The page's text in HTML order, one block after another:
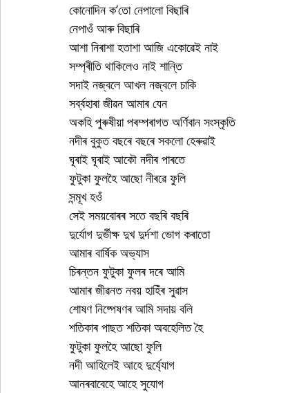
কোনোদিন ক’তো নেপালো বিছাৰি
নেপাওঁ আৰু বিছাৰি
আশা নিৰাশা হতাশা আজি একোৱেই নাই
সম্প্ৰীতি থাকিলেও নাই শান্তি
সদাই নজ্বলে আখল নজ্বলে চাকি
সৰ্ব্বহাৰা জীৱন আমাৰ যেন
অকহি পুৰুষীয়া পৰম্পৰাগত অৰ্ণিবান সংস্কৃতি
নদীৰ বুকুত বছৰে বছৰে সকলো হেৰুৱাই
ঘূৰাই ঘূৰাই আকৌ নদীৰ পাৰতে
ফুটুকা ফুলহৈ আছো নীৰৱে ফুলি
সন্মূখ হওঁ
সেই সময়বোৰৰ সতে বছৰি বছৰি
দুৰ্যোগ দুৰ্ভীক্ষ দুখ দুৰ্দশা ভোগ কৰাতো
আমাৰ বাৰ্ষিক অভ্যাস
চিৰন্তন ফুটুকা ফুলৰ দৰে আমি
আমাৰ জীৱনত নবয় হাহিঁৰ সুৱাস
শোষণ নিষ্পেষণৰ আমি সদায় বলি
শতিকাৰ পাছত শতিকা অবহেলিত হৈ
ফুটুকা ফুলহৈ আছো ফুলি
নদী আহিলেই আহে দুৰ্য্যোগ
আনৰবাবেহে আহে সুযোগ